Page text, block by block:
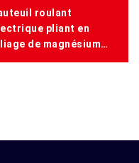
roulant
pliant en
de magnésium